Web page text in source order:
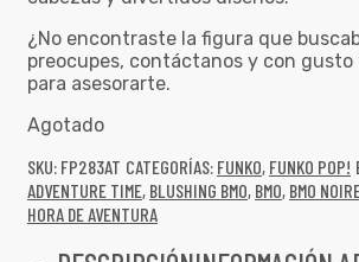
¿No encontraste la figura que
preocupes, contáctanos y con
para asesorarte.
Agotado
SKU: FP283AT CATEGORÍAS: FUNKO, FUNKO POP!
ADVENTURE TIME, BLUSHING BMO, BMO, BMO
HORA DE AVENTURA